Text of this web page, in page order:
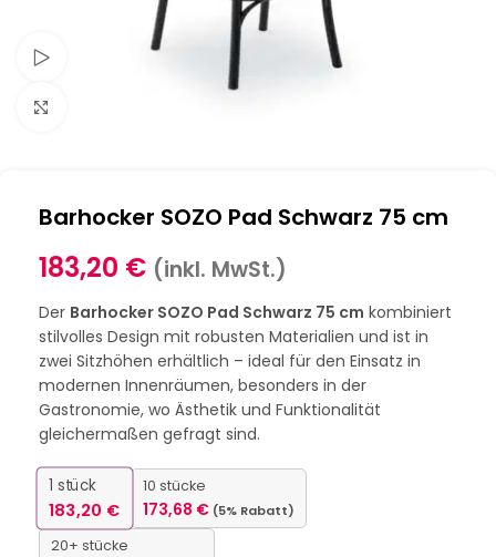
Schau Video
Barhocker SOZO Pad Schwarz 75 cm
183,20 € (inkl. MwSt.)
Der Barhocker SOZO Pad Schwarz 75 cm kombiniert
stilvolles Design mit robusten Materialien und ist in
zwei Sitzhöhen erhältlich – ideal für den Einsatz in
modernen Innenräumen, besonders in der
Gastronomie, wo Ästhetik und Funktionalität
gleichermaßen gefragt sind.
1 stück
183,20 €
10 stücke
173,68 € (5% Rabatt)
20+ stücke